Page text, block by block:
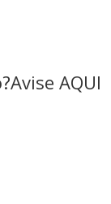
Avise AQUI